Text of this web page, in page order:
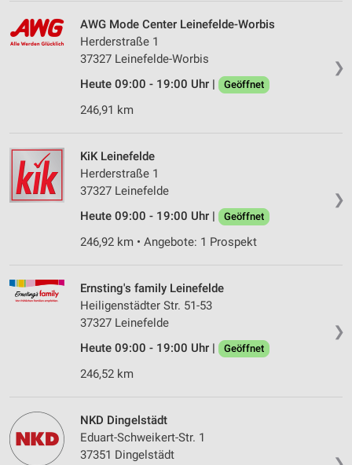
❯
AWG Mode Center Leinefelde-Worbis
Herderstraße 1
37327 Leinefelde-Worbis
Heute 09:00 - 19:00 Uhr |
Geöffnet
246,91 km
❯
KiK Leinefelde
Herderstraße 1
37327 Leinefelde
Heute 09:00 - 19:00 Uhr |
Geöffnet
246,92 km • Angebote: 1 Prospekt
❯
Ernsting's family Leinefelde
Heiligenstädter Str. 51-53
37327 Leinefelde
Heute 09:00 - 19:00 Uhr |
Geöffnet
246,52 km
NKD Dingelstädt
Eduart-Schweikert-Str. 1
37351 Dingelstädt